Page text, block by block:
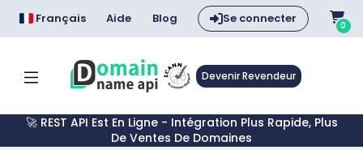
Français Aide Blog Se connecter 0
Devenir Revendeur
🚀 REST API Est En Ligne - Intégration Plus Rapide, Plus
De Ventes De Domaines